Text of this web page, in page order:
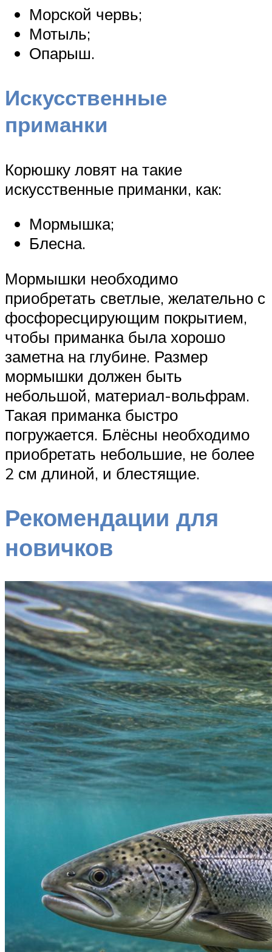
Морской червь;
Мотыль;
Опарыш.
Искусственные
приманки
Корюшку ловят на такие
искусственные приманки, как:
Мормышка;
Блесна.
Мормышки необходимо
приобретать светлые, желательно с
фосфоресцирующим покрытием,
чтобы приманка была хорошо
заметна на глубине. Размер
мормышки должен быть
небольшой, материал-вольфрам.
Такая приманка быстро
погружается. Блёсны необходимо
приобретать небольшие, не более
2 см длиной, и блестящие.
Рекомендации для
новичков